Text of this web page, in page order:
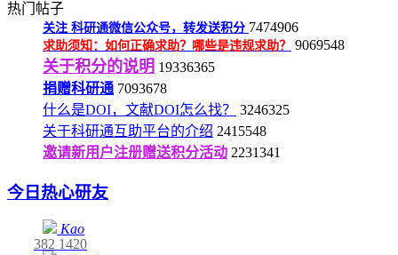
热门帖子
关注 科研通微信公众号，转发送积分 7474906
求助须知：如何正确求助？哪些是违规求助？ 9069548
关于积分的说明 19336365
捐赠科研通 7093678
什么是DOI，文献DOI怎么找？
3246325
关于科研通互助平台的介绍 2415548
邀请新用户注册赠送积分活动 2231341
今日热心研友
Kao
382 1420